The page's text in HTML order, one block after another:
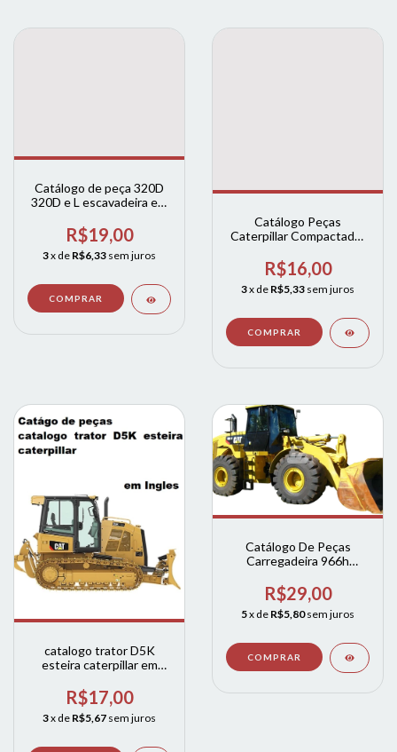
Catálogo de peça 320D
320D e L escavadeira em
R$19,00
3x de R$6,33 sem juros
Catálogo Peças
Caterpillar Compactador
PORTUGUES
R$16,00
3x de R$5,33 sem juros
catalogo trator D5K
esteira caterpillar em
R$17,00
3x de R$5,67 sem juros
Catálogo De Peças
Carregadeira 966h
R$29,00
5x de R$5,80 sem juros